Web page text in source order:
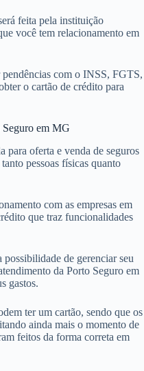
feita pela instituição
você tem relacionamento em
com o INSS, FGTS,
o cartão de crédito para
Seguro em MG
para oferta e venda de seguros
pessoas físicas quanto
com as empresas em
que traz funcionalidades
de gerenciar seu
da Porto Seguro em
gastos.
ter um cartão, sendo que os
ainda mais o momento de
feitos da forma correta em